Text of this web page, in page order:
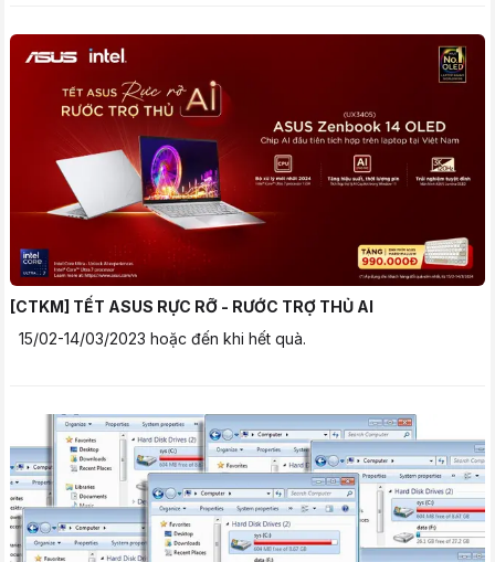
[CTKM] TẾT ASUS RỰC RỠ - RƯỚC TRỢ THỦ AI
15/02-14/03/2023 hoặc đến khi hết quà.